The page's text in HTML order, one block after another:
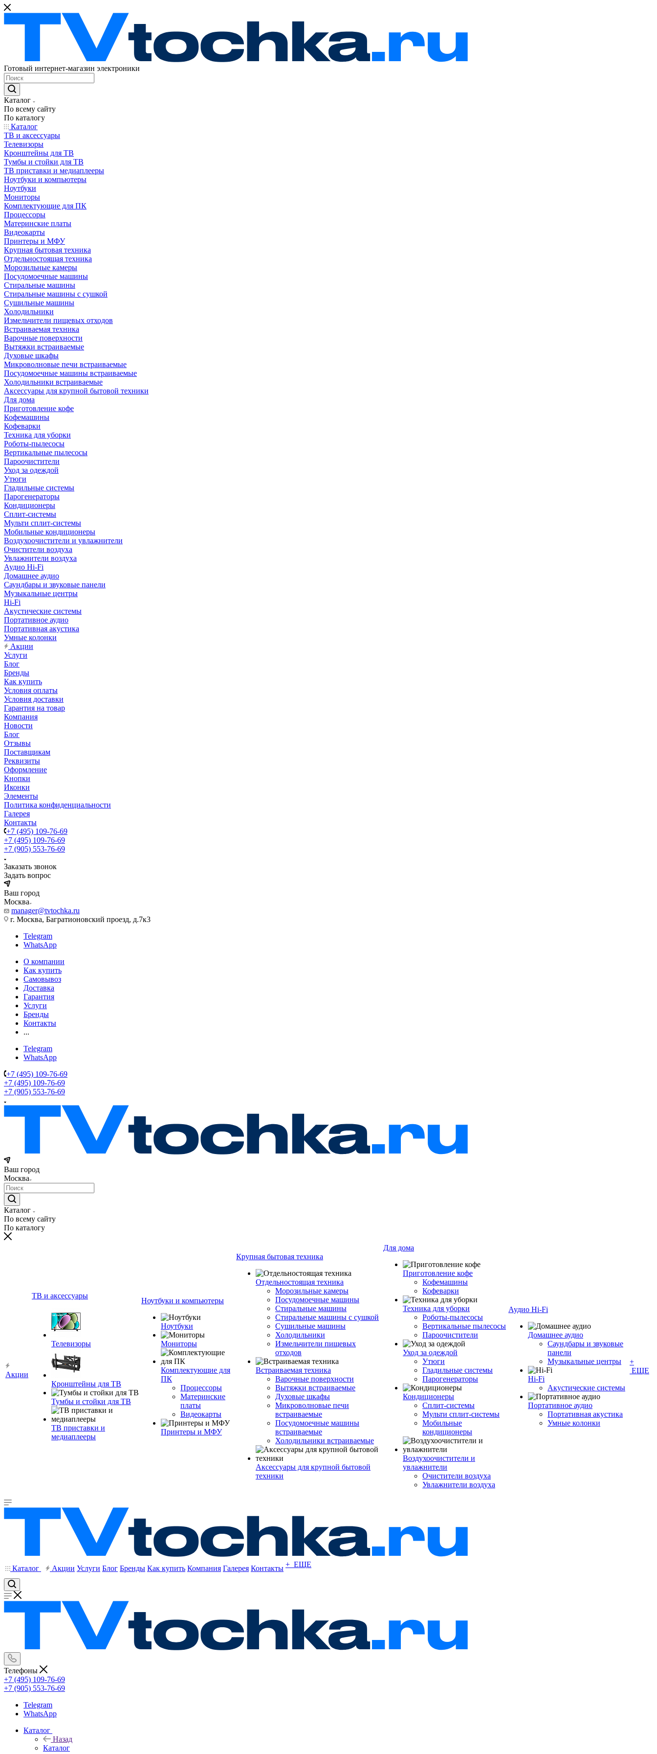
Готовый интернет-магазин электроники
Каталог
По всему сайту
По каталогу
Каталог
ТВ и аксессуары
Телевизоры
Кронштейны для ТВ
Тумбы и стойки для ТВ
ТВ приставки и медиаплееры
Ноутбуки и компьютеры
Ноутбуки
Мониторы
Комплектующие для ПК
Процессоры
Материнские платы
Видеокарты
Принтеры и МФУ
Крупная бытовая техника
Отдельностоящая техника
Морозильные камеры
Посудомоечные машины
Стиральные машины
Стиральные машины с сушкой
Сушильные машины
Холодильники
Измельчители пищевых отходов
Встраиваемая техника
Варочные поверхности
Вытяжки встраиваемые
Духовые шкафы
Микроволновые печи встраиваемые
Посудомоечные машины встраиваемые
Холодильники встраиваемые
Аксессуары для крупной бытовой техники
Для дома
Приготовление кофе
Кофемашины
Кофеварки
Техника для уборки
Роботы-пылесосы
Вертикальные пылесосы
Пароочистители
Уход за одеждой
Утюги
Гладильные системы
Парогенераторы
Кондиционеры
Сплит-системы
Мульти сплит-системы
Мобильные кондиционеры
Воздухоочистители и увлажнители
Очистители воздуха
Увлажнители воздуха
Аудио Hi-Fi
Домашнее аудио
Саундбары и звуковые панели
Музыкальные центры
Hi-Fi
Акустические системы
Портативное аудио
Портативная акустика
Умные колонки
Акции
Услуги
Блог
Бренды
Как купить
Условия оплаты
Условия доставки
Гарантия на товар
Компания
Новости
Блог
Отзывы
Поставщикам
Реквизиты
Оформление
Кнопки
Иконки
Элементы
Политика конфиденциальности
Галерея
Контакты
+7 (495) 109-76-69
+7 (495) 109-76-69
+7 (905) 553-76-69
Заказать звонок
Задать вопрос
Ваш город
Москва
manager@tvtochka.ru
г. Москва, Багратионовский проезд, д.7к3
Telegram
WhatsApp
О компании
Как купить
Самовывоз
Доставка
Гарантия
Услуги
Бренды
Контакты
...
Telegram
WhatsApp
+7 (495) 109-76-69
+7 (495) 109-76-69
+7 (905) 553-76-69
Ваш город
Москва
Каталог
По всему сайту
По каталогу
Акции
ТВ и аксессуары
Телевизоры
Кронштейны для ТВ
Тумбы и стойки для ТВ
ТВ приставки и
медиаплееры
Ноутбуки и компьютеры
Ноутбуки
Мониторы
Комплектующие для
ПК
Процессоры
Материнские
платы
Видеокарты
Принтеры и МФУ
Крупная бытовая техника
Отдельностоящая техника
Морозильные камеры
Посудомоечные машины
Стиральные машины
Стиральные машины с сушкой
Сушильные машины
Холодильники
Измельчители пищевых
отходов
Встраиваемая техника
Варочные поверхности
Вытяжки встраиваемые
Духовые шкафы
Микроволновые печи
встраиваемые
Посудомоечные машины
встраиваемые
Холодильники встраиваемые
Аксессуары для крупной бытовой
техники
Для дома
Приготовление кофе
Кофемашины
Кофеварки
Техника для уборки
Роботы-пылесосы
Вертикальные пылесосы
Пароочистители
Уход за одеждой
Утюги
Гладильные системы
Парогенераторы
Кондиционеры
Сплит-системы
Мульти сплит-системы
Мобильные
кондиционеры
Воздухоочистители и
увлажнители
Очистители воздуха
Увлажнители воздуха
Аудио Hi-Fi
Домашнее аудио
Саундбары и звуковые
панели
Музыкальные центры
Hi-Fi
Акустические системы
Портативное аудио
Портативная акустика
Умные колонки
+
ЕЩЕ
Каталог Акции Услуги Блог Бренды Как купить Компания Галерея Контакты + ЕЩЕ
Телефоны
+7 (495) 109-76-69
+7 (905) 553-76-69
Telegram
WhatsApp
Каталог
Назад
Каталог